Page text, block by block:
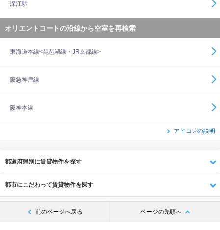
深江駅
オリエントコートの沿線から空室を再検索
東海道本線<琵琶湖線・JR京都線>
阪急神戸線
阪神本線
アイコンの説明
都道府県別に賃貸物件を探す
都市にこだわって賃貸物件を探す
前のページへ戻る ページの先頭へ